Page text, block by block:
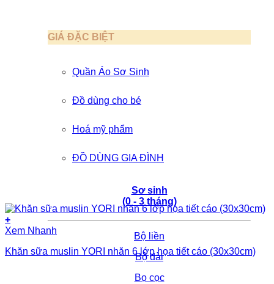
GIÁ ĐẶC BIỆT
Quần Áo Sơ Sinh
Đồ dùng cho bé
Hoá mỹ phẩm
ĐỒ DÙNG GIA ĐÌNH
Sơ sinh
(0 - 3 tháng)
Bộ liền
Bộ dài
Bọ cọc
+
Xem Nhanh
Khăn sữa muslin YORI nhăn 6 lớp họa tiết cáo (30x30cm)